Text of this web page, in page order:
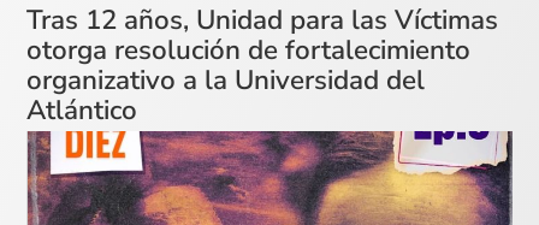
Tras 12 años, Unidad para las Víctimas
otorga resolución de fortalecimiento
organizativo a la Universidad del
Atlántico